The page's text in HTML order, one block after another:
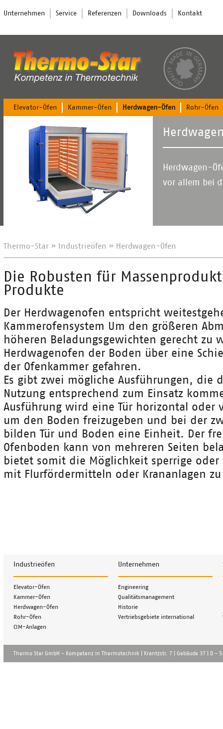
Navigation
Unternehmen Service Referenzen Downloads Kontakt
Navigation
Elevator-Öfen Kammer-Öfen Herdwagen-Öfen Rohr-Öfen
Herdwagen-
vor allem bei
Thermo-Star » Industrieöfen » Herdwagen-Öfen
Die Robusten für
Produkte
Der Herdwagenofen entspricht
Kammerofensystem Um den größeren
höheren Beladungsgewichten gerecht zu
Herdwagenofen der Boden über eine
der Ofenkammer gefahren.
Es gibt zwei mögliche Ausführungen, die
Nutzung entsprechend zum Einsatz
Ausführung wird eine Tür horizontal oder
um den Boden freizugeben und bei der
bilden Tür und Boden eine Einheit. Der
Ofenboden kann von mehreren Seiten
bietet somit die Möglichkeit sperrige oder
mit Flurfördermitteln oder Krananlagen
Industrieöfen
Navigation
überspringen
Elevator-Öfen
Kammer-Öfen
Herdwagen-Öfen
Rohr-Öfen
CIM-Anlagen
Unternehmen
Navigation
überspringen
Engineering
Qualitätsmanagement
Historie
Vertriebsgebiete international
Thermo Star GmbH - Kompetenz in Thermotechnik | Krantzstr. 7 | Gebä̈ude 37 | D -